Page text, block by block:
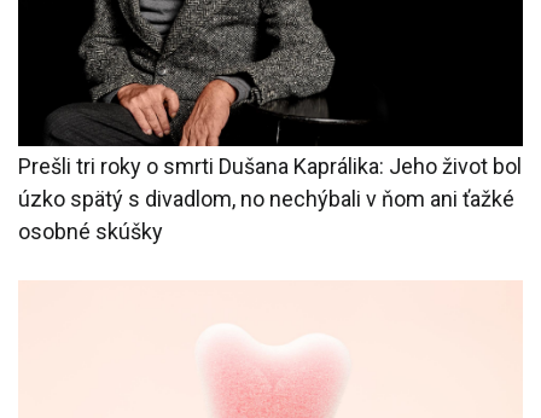
Prešli tri roky o smrti Dušana Kaprálika: Jeho život bol
úzko spätý s divadlom, no nechýbali v ňom ani ťažké
osobné skúšky